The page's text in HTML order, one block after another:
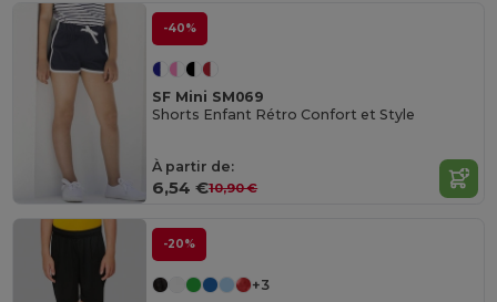
-40%
SF Mini SM069
Shorts Enfant Rétro Confort et Style
À partir de:
6,54 €10,90 €
-20%
+3